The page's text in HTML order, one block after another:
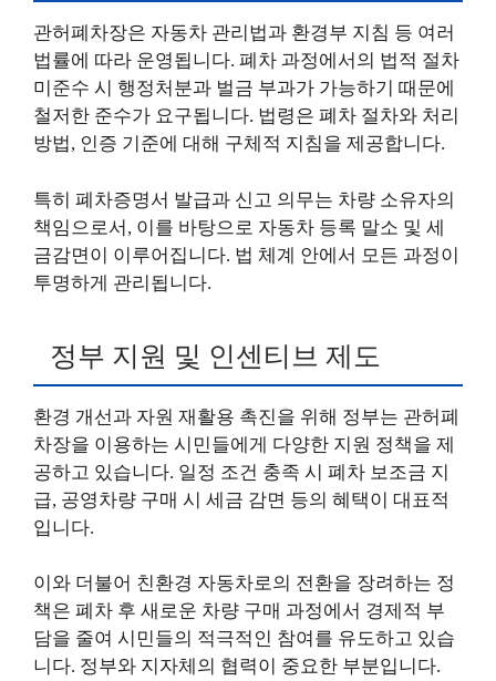
관허폐차장은 자동차 관리법과 환경부 지침 등 여러
법률에 따라 운영됩니다. 폐차 과정에서의 법적 절차
미준수 시 행정처분과 벌금 부과가 가능하기 때문에
철저한 준수가 요구됩니다. 법령은 폐차 절차와 처리
방법, 인증 기준에 대해 구체적 지침을 제공합니다.
특히 폐차증명서 발급과 신고 의무는 차량 소유자의
책임으로서, 이를 바탕으로 자동차 등록 말소 및 세
금감면이 이루어집니다. 법 체계 안에서 모든 과정이
투명하게 관리됩니다.
정부 지원 및 인센티브 제도
환경 개선과 자원 재활용 촉진을 위해 정부는 관허폐
차장을 이용하는 시민들에게 다양한 지원 정책을 제
공하고 있습니다. 일정 조건 충족 시 폐차 보조금 지
급, 공영차량 구매 시 세금 감면 등의 혜택이 대표적
입니다.
이와 더불어 친환경 자동차로의 전환을 장려하는 정
책은 폐차 후 새로운 차량 구매 과정에서 경제적 부
담을 줄여 시민들의 적극적인 참여를 유도하고 있습
니다. 정부와 지자체의 협력이 중요한 부분입니다.